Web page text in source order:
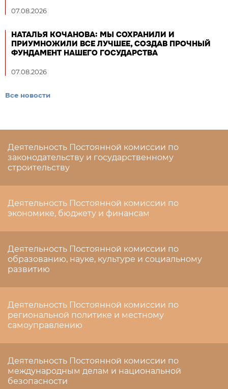
07.08.2026
НАТАЛЬЯ КОЧАНОВА: МЫ СОХРАНИЛИ И
ПРИУМНОЖИЛИ ВСЕ ЛУЧШЕЕ, СОЗДАВ ПРОЧНЫЙ
ФУНДАМЕНТ НАШЕГО ГОСУДАРСТВА
07.08.2026
Все новости
Деятельность Постоянной комиссии по
законодательству и государственному
строительству
Деятельность Постоянной комиссии по
экономике, бюджету и финансам
Деятельность Постоянной комиссии по
образованию, науке, культуре и социальному
развитию
Деятельность Постоянной комиссии по
региональной политике и местному
самоуправлению
Деятельность Постоянной комиссии по
международным делам и национальной
безопасности